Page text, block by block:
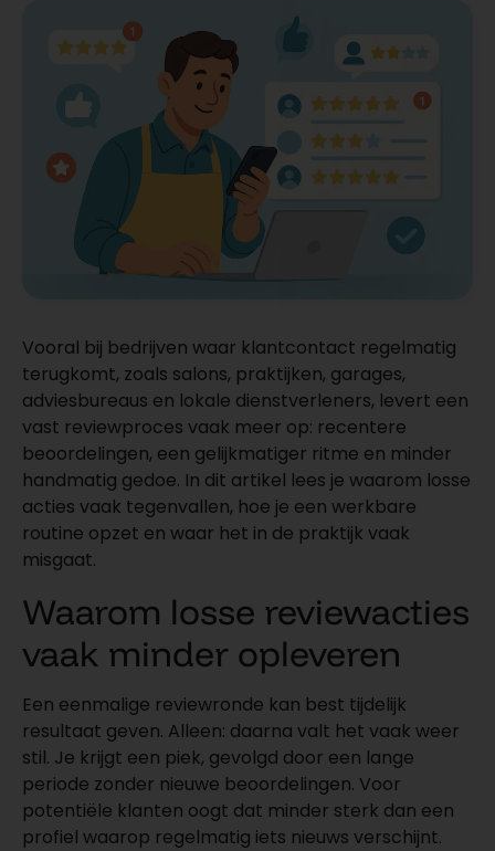
Vooral bij bedrijven waar klantcontact regelmatig
terugkomt, zoals salons, praktijken, garages,
adviesbureaus en lokale dienstverleners, levert een
vast reviewproces vaak meer op: recentere
beoordelingen, een gelijkmatiger ritme en minder
handmatig gedoe. In dit artikel lees je waarom losse
acties vaak tegenvallen, hoe je een werkbare
routine opzet en waar het in de praktijk vaak
misgaat.
Waarom losse reviewacties
vaak minder opleveren
Een eenmalige reviewronde kan best tijdelijk
resultaat geven. Alleen: daarna valt het vaak weer
stil. Je krijgt een piek, gevolgd door een lange
periode zonder nieuwe beoordelingen. Voor
potentiële klanten oogt dat minder sterk dan een
profiel waarop regelmatig iets nieuws verschijnt.